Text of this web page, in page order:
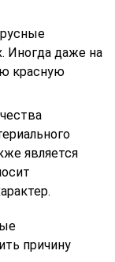
Иногда даже на
красную
является
причину